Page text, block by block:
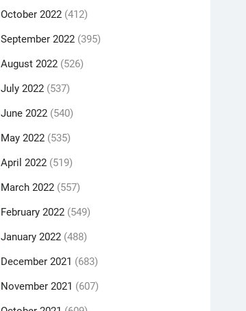
October 2022 (412)
September 2022 (395)
August 2022 (526)
July 2022 (537)
June 2022 (540)
May 2022 (535)
April 2022 (519)
March 2022 (557)
February 2022 (549)
January 2022 (488)
December 2021 (683)
November 2021 (607)